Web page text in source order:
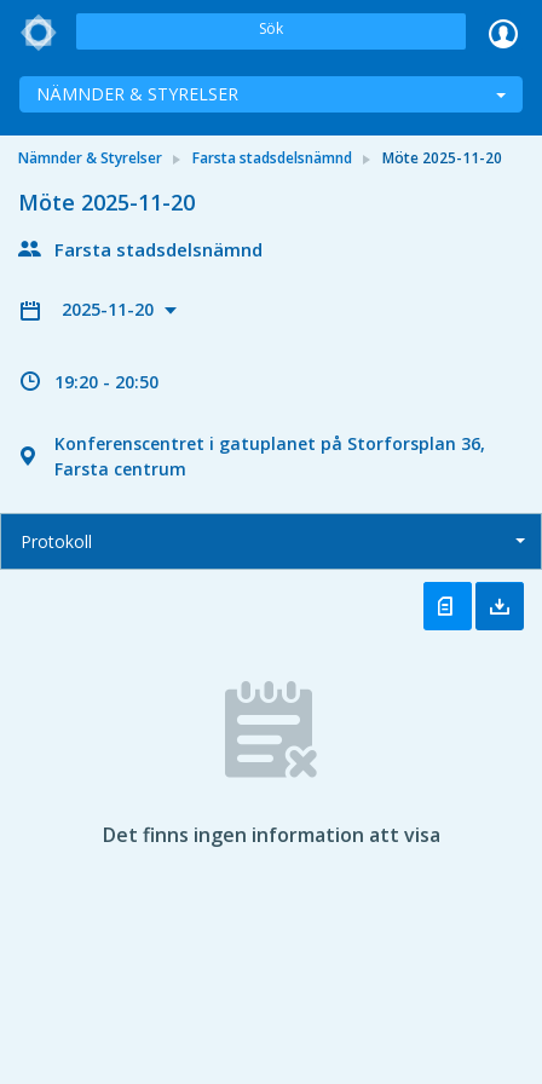
Sök
NÄMNDER & STYRELSER
Nämnder & Styrelser Farsta stadsdelsnämnd Möte 2025-11-20
Möte 2025-11-20
Farsta stadsdelsnämnd
2025-11-20
19:20 - 20:50
Konferenscentret i gatuplanet på Storforsplan 36,
Farsta centrum
Protokoll
Det finns ingen information att visa